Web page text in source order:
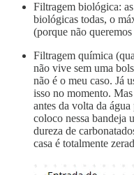
Filtragem biológica:
biológicas todas, o
(porque não
Filtragem química
não vive sem uma
não é o meu caso. Já
isso no momento.
antes da volta da
coloco nessa bandeja
dureza de
casa é totalmente